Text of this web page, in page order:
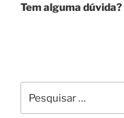
Tem alguma dúvida?
por: